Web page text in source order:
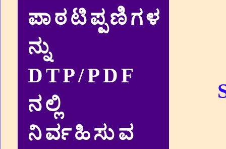
ಪಾಠಟಿಪ್ಪಣಿಗಳ
ನ್ನು
DTP/PDF
ನಲ್ಲಿ
ನಿರ್ವಹಿಸುವ